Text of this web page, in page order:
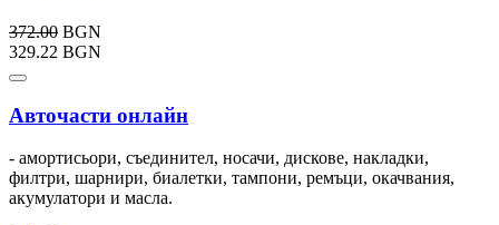
372.00 BGN
329.22 BGN
Авточасти онлайн
- амортисьори, съединител, носачи, дискове, накладки,
филтри, шарнири, биалетки, тампони, ремъци, окачвания,
акумулатори и масла.